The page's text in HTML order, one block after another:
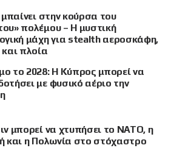
ΠΡΟΒΟΛΗ
μπαίνει στην κούρσα του
πολέμου – Η μυστική
μάχη για stealth αεροσκάφη,
πλοία
το 2028: Η Κύπρος μπορεί να
με φυσικό αέριο την
μπορεί να χτυπήσει το ΝΑΤΟ, η
και η Πολωνία στο στόχαστρο